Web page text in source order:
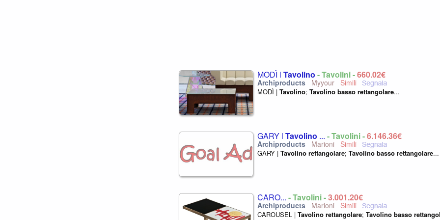
MODÌ | Tavolino - Tavolini -660,02€
Myyour
MODÌ | Tavolino; Tavolino basso rettangolare...
GARY | Tavolino ... - Tavolini -6.146,36€
Marioni
GARY | Tavolino rettangolare; Tavolino basso rettangolare...
CARO... - Tavolini -3.001,20€
Marioni
CAROUSEL | Tavolino rettangolare; Tavolino basso